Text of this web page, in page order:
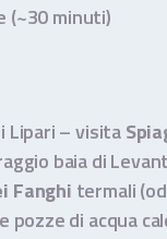
(~30 minuti)
Lipari – visita
baia di
Fanghi termali
pozze di acqua